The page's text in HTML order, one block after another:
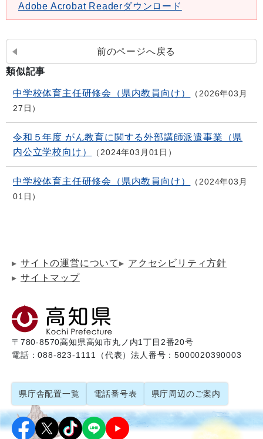
Adobe Acrobat Readerダウンロード
前のページへ戻る
類似記事
中学校体育主任研修会（県内教員向け）
2026年03月
27日
令和５年度 がん教育に関する外部講師派遣事業（県
内公立学校向け）
2024年03月01日
中学校体育主任研修会（県内教員向け）
2024年03月
01日
サイトの運営について
アクセシビリティ方針
サイトマップ
〒780-8570高知県高知市丸ノ内1丁目2番20号
電話：088-823-1111（代表）法人番号：5000020390003
県庁舎配置一覧 電話番号表 県庁周辺のご案内